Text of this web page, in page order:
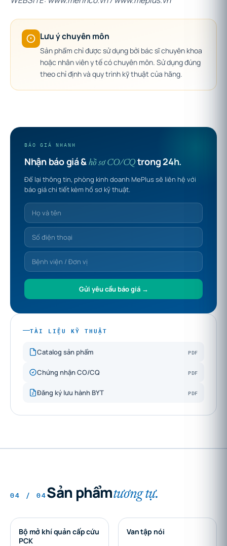
Lưu ý chuyên môn
Sản phẩm chỉ được sử dụng bởi bác sĩ chuyên khoa
hoặc nhân viên y tế có chuyên môn. Sử dụng đúng
theo chỉ định và quy trình kỹ thuật của hãng.
BÁO GIÁ NHANH
Nhận báo giá & hồ sơ CO/CQtrong 24h.
Để lại thông tin, phòng kinh doanh MePlus sẽ liên hệ với
báo giá chi tiết kèm hồ sơ kỹ thuật.
Gửi yêu cầu báo giá →
TÀI LIỆU KỸ THUẬT
Catalog sản phẩm PDF
Chứng nhận CO/CQ PDF
Đăng ký lưu hành BYT PDF
04 / 04Sản phẩmtương tự.
Bộ mở khí quản cấp cứu
PCK
Van tập nói